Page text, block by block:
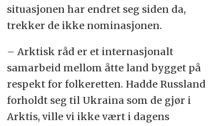
situasjonen har endret seg siden da,
trekker de ikke nominasjonen.
– Arktisk råd er et internasjonalt
samarbeid mellom åtte land bygget på
respekt for folkeretten. Hadde Russland
forholdt seg til Ukraina som de gjør i
Arktis, ville vi ikke vært i dagens